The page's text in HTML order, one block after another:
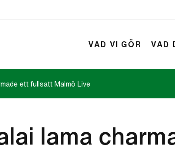
VAD VI GÖR VAD
ett fullsatt Malmö Live
lama